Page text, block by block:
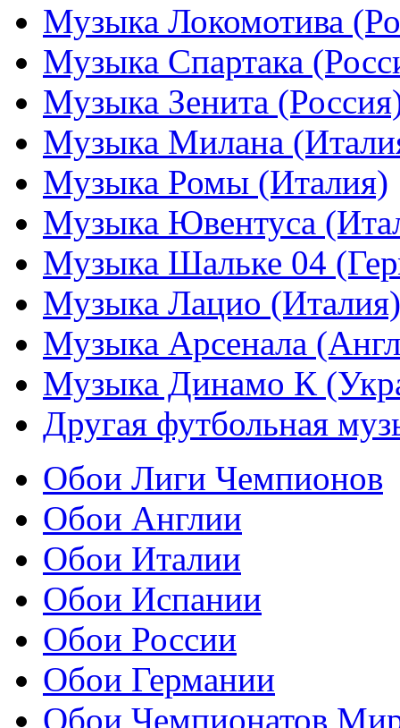
Музыка Локомотива
Музыка Спартака
Музыка Зенита
Музыка Милана
Музыка Ромы (Италия)
Музыка Ювентуса
Музыка Шальке 04
Музыка Лацио (Италия)
Музыка Арсенала
Музыка Динамо К
Другая футбольная
Обои Лиги Чемпионов
Обои Англии
Обои Италии
Обои Испании
Обои России
Обои Германии
Обои Чемпионатов